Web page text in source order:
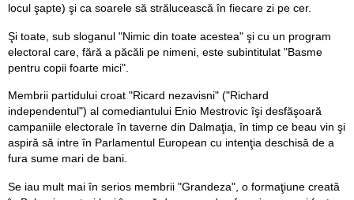
locul şapte) şi ca soarele să strălucească în fiecare zi pe cer.
Şi toate, sub sloganul "Nimic din toate acestea" şi cu un program
electoral care, fără a păcăli pe nimeni, este subintitulat "Basme
pentru copii foarte mici".
Membrii partidului croat "Ricard nezavisni" ("Richard
independentul") al comediantului Enio Mestrovic îşi desfăşoară
campaniile electorale în taverne din Dalmaţia, în timp ce beau vin şi
aspiră să intre în Parlamentul European cu intenţia deschisă de a
fura sume mari de bani.
Se iau mult mai în serios membrii "Grandeza", o formaţiune creată